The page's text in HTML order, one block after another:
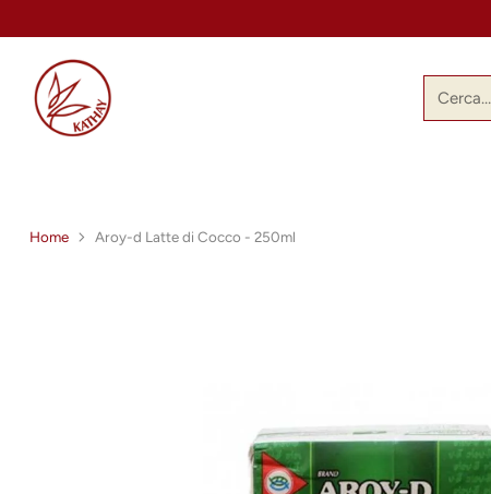
Cerca…
Home Aroy-d Latte di Cocco - 250ml